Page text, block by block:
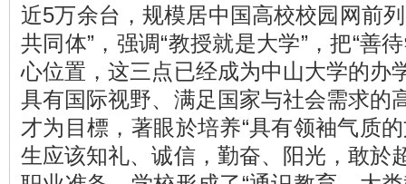
近5万余台，规模居中国高校校园网前
共同体”，强调“教授就是大学”，把“善
心位置，这三点已经成为中山大学的办
具有国际视野、满足国家与社会需求的
才为目標，著眼於培养“具有领袖气质
生应该知礼、诚信，勤奋、阳光，敢於